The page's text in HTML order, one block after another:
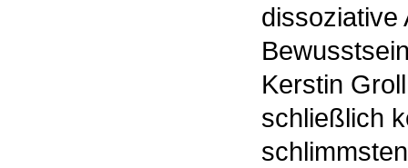
dissoziative
Kerstin
schließlich